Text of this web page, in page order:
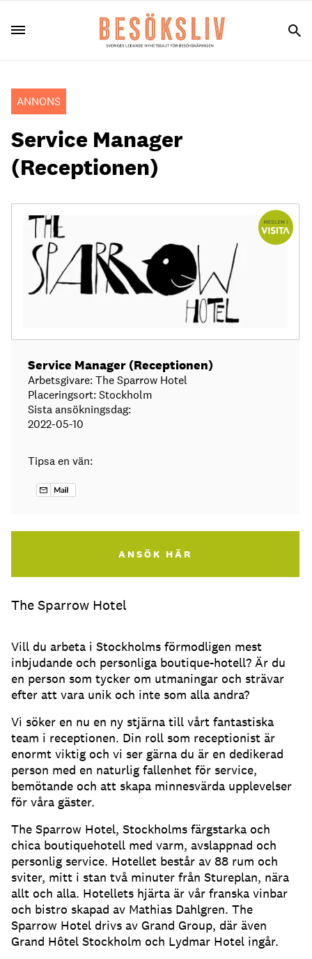
ANNONS
Service Manager
(Receptionen)
The Sparrow Hotel
Vill du arbeta i Stockholms förmodligen mest
inbjudande och personliga boutique-hotell? Är du
en person som tycker om utmaningar och strävar
efter att vara unik och inte som alla andra?
Vi söker en nu en ny stjärna till vårt fantastiska
team i receptionen. Din roll som receptionist är
enormt viktig och vi ser gärna du är en dedikerad
person med en naturlig fallenhet för service,
bemötande och att skapa minnesvärda upplevelser
för våra gäster.
The Sparrow Hotel, Stockholms färgstarka och
chica boutiquehotell med varm, avslappnad och
personlig service. Hotellet består av 88 rum och
sviter, mitt i stan två minuter från Stureplan, nära
allt och alla. Hotellets hjärta är vår franska vinbar
och bistro skapad av Mathias Dahlgren. The
Sparrow Hotel drivs av Grand Group, där även
Grand Hôtel Stockholm och Lydmar Hotel ingår.
Service Manager (Receptionen)
Arbetsgivare: The Sparrow Hotel
Placeringsort: Stockholm
Sista ansökningsdag:
2022-05-10
Tipsa en vän:
ANSÖK HÄR